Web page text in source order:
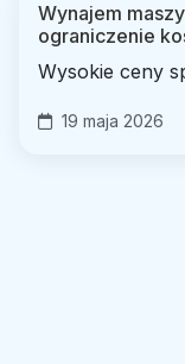
Wynajem
ograniczenie
Wysokie ceny
19 maja 2026